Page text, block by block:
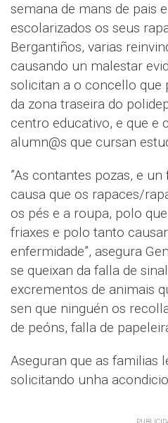
semana de mans de pais
escolarizados os seus
Bergantiños, varias
causando un malestar
solicitan a o concello que
da zona traseira do
centro educativo, e que e
alumn@s que cursan
”As contantes pozas, e
causa que os rapaces/
os pés e a roupa, polo
friaxes e polo tanto
enfermidade”, asegura
se queixan da falla de
excrementos de animais
sen que ninguén os
de peóns, falla de
Aseguran que as familias
solicitando unha